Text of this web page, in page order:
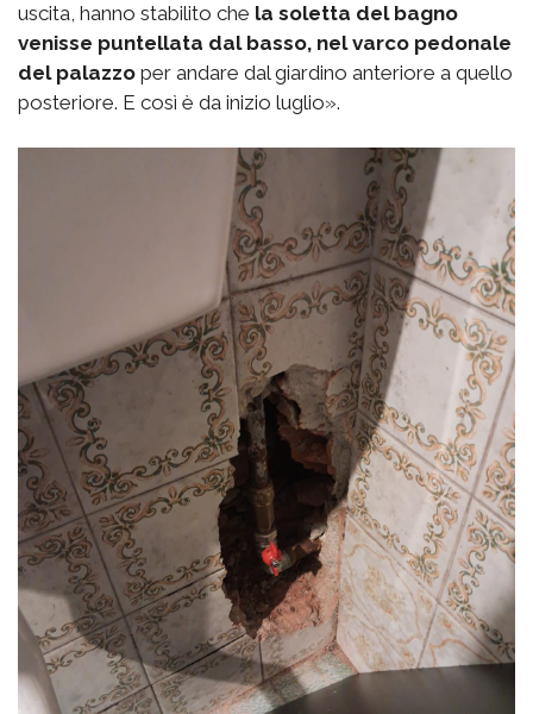
uscita, hanno stabilito che la soletta del bagno
venisse puntellata dal basso, nel varco pedonale
del palazzo per andare dal giardino anteriore a quello
posteriore. E così è da inizio luglio».